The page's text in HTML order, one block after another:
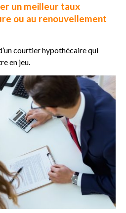
un meilleur taux
ou au renouvellement
courtier hypothécaire qui
en jeu.